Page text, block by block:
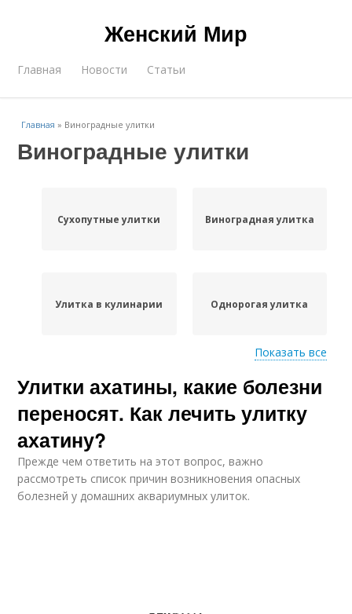
Женский Мир
Главная Новости Статьи
Главная » Виноградные улитки
Виноградные улитки
Сухопутные улитки Виноградная улитка
Улитка в кулинарии Однорогая улитка
Рогатая улитка Улитка в аквариуме
Улитки в домашних
условиях
Улитки в природных
условиях
Показать все
Улитки ахатины, какие болезни
переносят. Как лечить улитку
ахатину?
Прежде чем ответить на этот вопрос, важно
рассмотреть список причин возникновения опасных
болезней у домашних аквариумных улиток.